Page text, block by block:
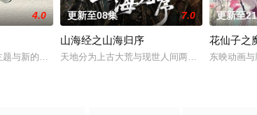
人类进入全民转职时代。 机遇之下暗流汹涌，深渊的魔族和
4.0
与新的恐怖演出，充满了令人脊背发凉的故事。负责演唱片
更新至08集 7.0
山海经之山海归序
天地分为上古大荒与现世人间两界，由太极壁
更新至
花仙子之
东映动画